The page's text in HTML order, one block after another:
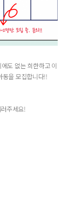
도 없는 희한하고 이
동을 모집합니다!!
주세요!